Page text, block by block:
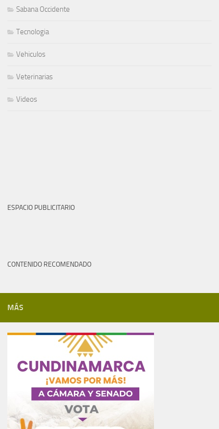
Sabana Occidente
Tecnologia
Vehiculos
Veterinarias
Videos
ESPACIO PUBLICITARIO
CONTENIDO RECOMENDADO
MÁS